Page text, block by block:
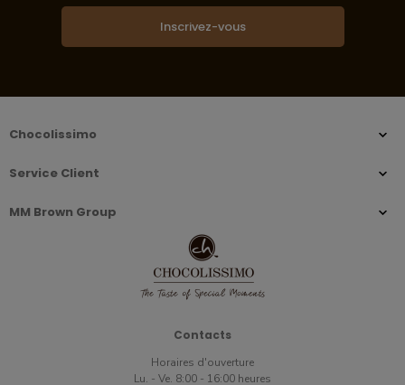
Inscrivez-vous
Chocolissimo
Service Client
MM Brown Group
Contacts
Horaires d'ouverture
Lu. - Ve. 8:00 - 16:00 heures